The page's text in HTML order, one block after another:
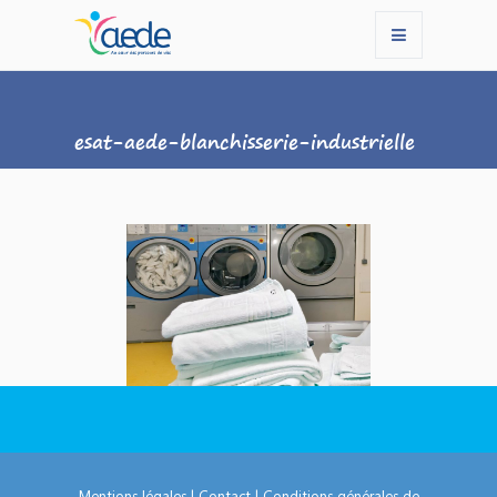
esat-aede-blanchisserie-industrielle